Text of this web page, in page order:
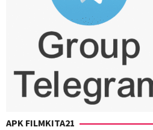
APK FILMKITA21